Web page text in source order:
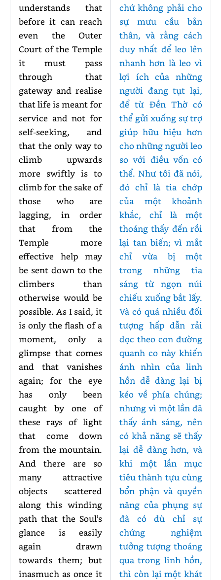
understands that
before it can reach
even the Outer
Court of the Temple
it must pass
through that
gateway and realise
that life is meant for
service and not for
self-seeking, and
that the only way to
climb upwards
more swiftly is to
climb for the sake of
those who are
lagging, in order
that from the
Temple more
effective help may
be sent down to the
climbers than
otherwise would be
possible. As I said, it
is only the flash of a
moment, only a
glimpse that comes
and that vanishes
again; for the eye
has only been
caught by one of
these rays of light
that come down
from the mountain.
And there are so
many attractive
objects scattered
along this winding
path that the Soul’s
glance is easily
again drawn
towards them; but
inasmuch as once it
chứ không phải cho
sự mưu cầu bản
thân, và rằng cách
duy nhất để leo lên
nhanh hơn là leo vì
lợi ích của những
người đang tụt lại,
để từ Đền Thờ có
thể gửi xuống sự trợ
giúp hữu hiệu hơn
cho những người leo
so với điều vốn có
thể. Như tôi đã nói,
đó chỉ là tia chớp
của một khoảnh
khắc, chỉ là một
thoáng thấy đến rồi
lại tan biến; vì mắt
chỉ vừa bị một
trong những tia
sáng từ ngọn núi
chiếu xuống bắt lấy.
Và có quá nhiều đối
tượng hấp dẫn rải
dọc theo con đường
quanh co này khiến
ánh nhìn của linh
hồn dễ dàng lại bị
kéo về phía chúng;
nhưng vì một lần đã
thấy ánh sáng, nên
có khả năng sẽ thấy
lại dễ dàng hơn, và
khi một lần mục
tiêu thành tựu cùng
bổn phận và quyền
năng của phụng sự
đã có dù chỉ sự
chứng nghiệm
tưởng tượng thoáng
qua trong linh hồn,
thì còn lại một khát